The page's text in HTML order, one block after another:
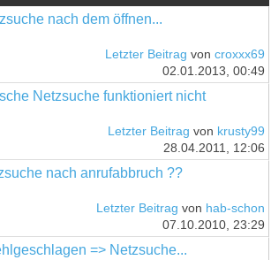
nach dem öffnen...
Letzter Beitrag von croxxx69
02.01.2013, 00:49
Netzsuche funktioniert nicht
Letzter Beitrag von krusty99
28.04.2011, 12:06
nach anrufabbruch ??
Letzter Beitrag von hab-schon
07.10.2010, 23:29
=> Netzsuche...